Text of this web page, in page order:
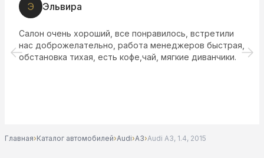
Э Эльвира
Салон очень хороший, все понравилось, встретили
нас доброжелательно, работа менеджеров быстрая,
обстановка тихая, есть кофе,чай, мягкие диванчики.
Главная›Каталог автомобилей›Audi›A3›Audi A3, 1.4, 2015